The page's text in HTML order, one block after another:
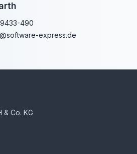
490
express.de
& Co. KG